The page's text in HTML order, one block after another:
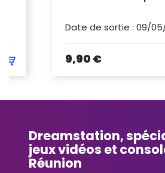
Date de sortie : 09/
9,90 €
Dreamstation,
jeux vidéos et
Réunion